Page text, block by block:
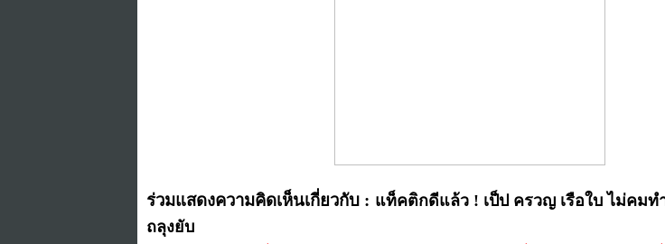
ร่วมแสดงความคิดเห็นเกี่ยวกับ : แท็คติกดีแล้ว ! เป็ป ครวญ เรือใบ ไม่คม
ถลุงยับ